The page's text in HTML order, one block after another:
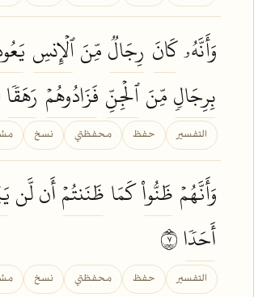
وَأَنَّهُۥكَانَ رِجَالٞمِّنَٱلۡإِنسِ
بِرِجَالٖمِّنَٱلۡجِنِّ فَزَادُوهُمۡ رَهَقٗا
التفسير حفظ محفظتي نسخ
وَأَنَّهُمۡ ظَنُّواْكَمَا ظَنَنتُمۡأَن لَّن
أَحَدٗا
التفسير حفظ محفظتي نسخ